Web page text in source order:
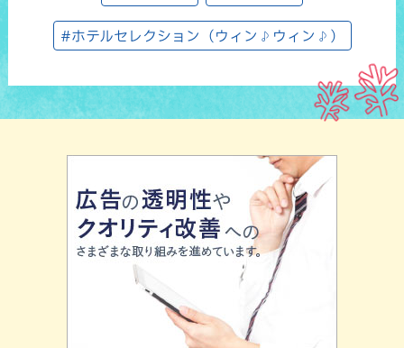
#ホテルセレクション（ウィン♪ウィン♪）